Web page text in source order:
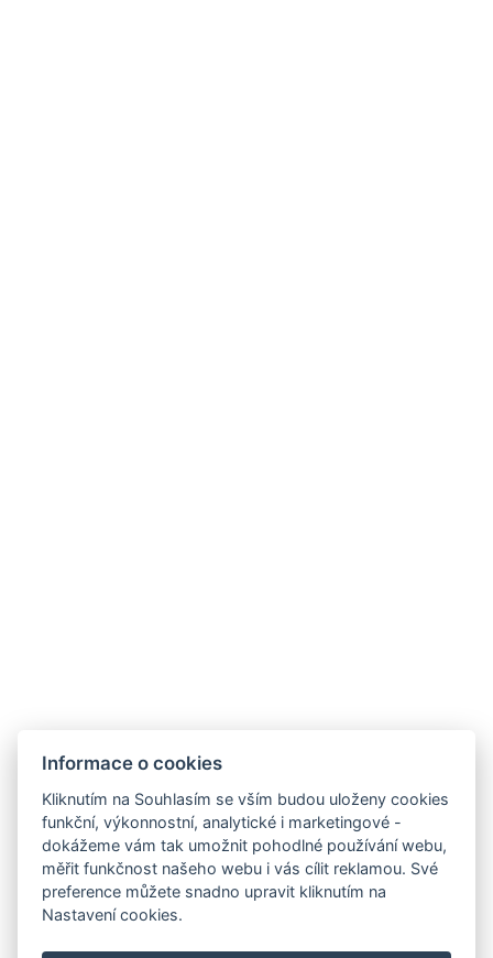
Informace o cookies
Kliknutím na Souhlasím se vším budou uloženy cookies
funkční, výkonnostní, analytické i marketingové -
dokážeme vám tak umožnit pohodlné používání webu,
měřit funkčnost našeho webu i vás cílit reklamou. Své
preference můžete snadno upravit kliknutím na
Nastavení cookies.